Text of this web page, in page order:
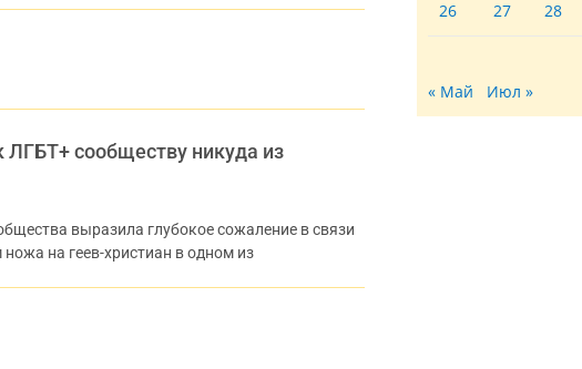
сообществу никуда из
выразила глубокое сожаление в связи
на геев-христиан в одном из
26 27 28
« Май Июл »